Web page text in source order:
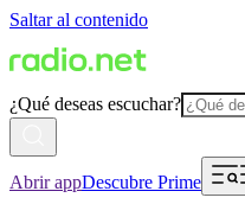
Saltar al contenido
¿Qué deseas escuchar?
Abrir appDescubre Prime